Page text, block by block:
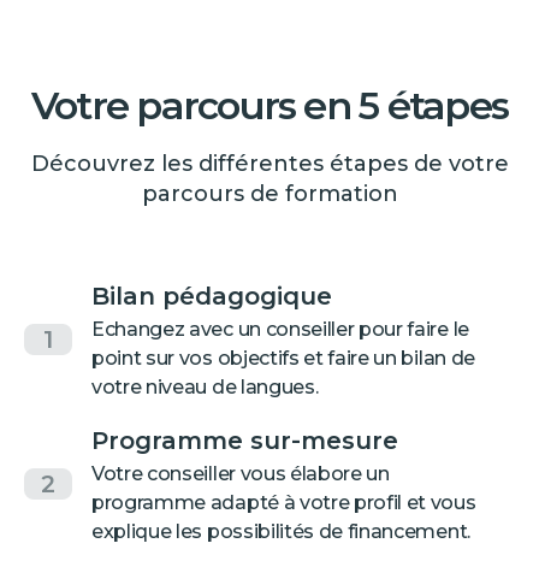
Votre parcours en 5 étapes
Découvrez les différentes étapes de votre
parcours de formation
1
Bilan pédagogique
Echangez avec un conseiller pour faire le
point sur vos objectifs et faire un bilan de
votre niveau de langues.
2
Programme sur-mesure
Votre conseiller vous élabore un
programme adapté à votre profil et vous
explique les possibilités de financement.